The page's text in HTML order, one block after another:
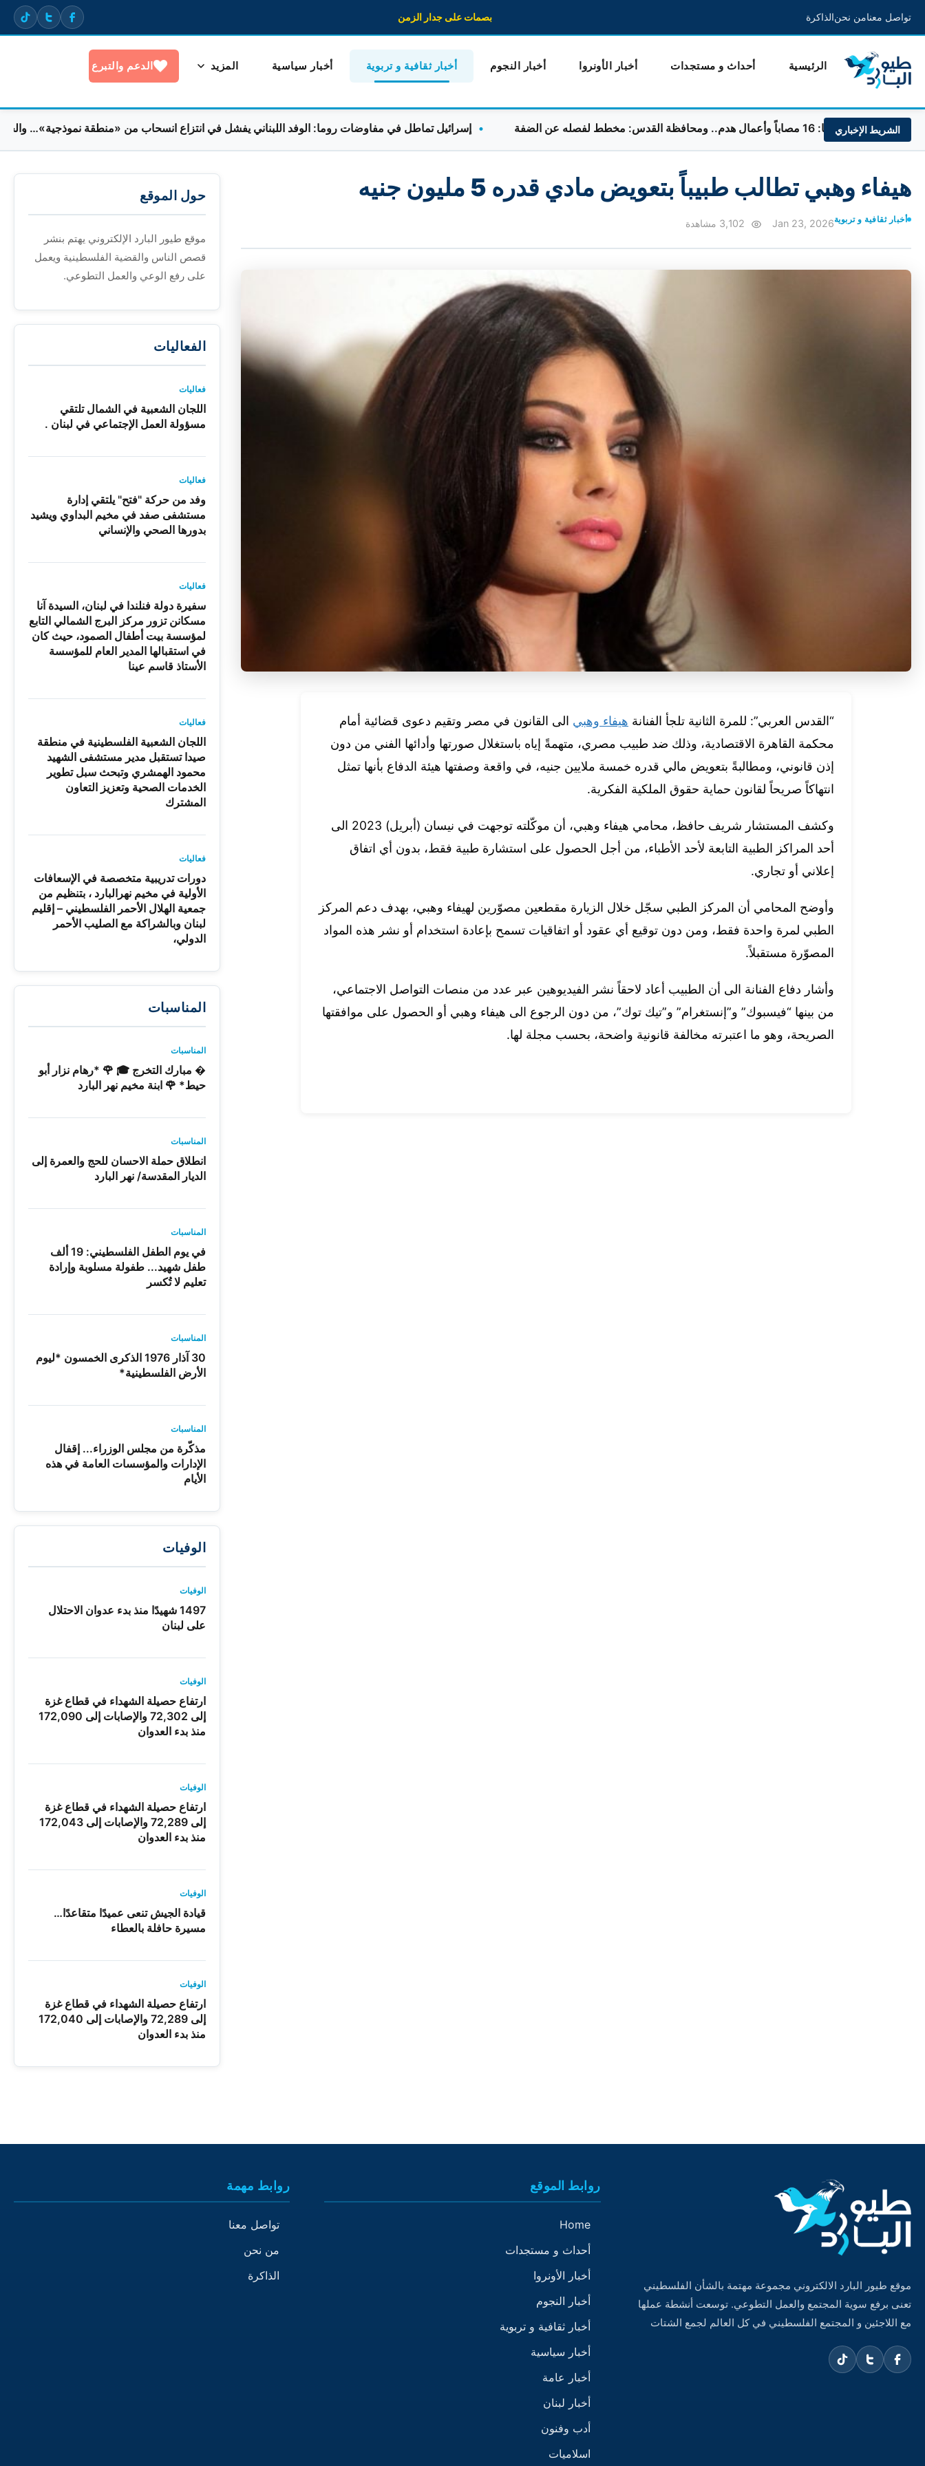
تواصل معنامن نحنالذاكرة بصمات على جدار الزمن
الرئيسية أحداث و مستجدات أخبار الأونروا أخبار النجوم أخبار ثقافية و تربوية أخبار سياسية المزيد الدعم والتبرع
الشريط الإخباري
ومحافظة القدس: مخطط لفصله عن الضفة إسرائيل تماطل في مفاوضات روما: الوفد اللبناني يفشل في انتزاع انسحاب من «منطقة نموذجية»… والجنوبيون
هيفاء وهبي تطالب طبيباً بتعويض مادي قدره 5 مليون جنيه
أخبار ثقافية و تربويةJan 23, 2026
“القدس العربي”: للمرة الثانية تلجأ الفنانة هيفاء وهبي الى القانون في مصر وتقيم دعوى قضائية أمام
محكمة القاهرة الاقتصادية، وذلك ضد طبيب مصري، متهمةً إياه باستغلال صورتها وأدائها الفني من دون
إذن قانوني، ومطالبةً بتعويض مالي قدره خمسة ملايين جنيه، في واقعة وصفتها هيئة الدفاع بأنها تمثل
انتهاكاً صريحاً لقانون حماية حقوق الملكية الفكرية.
وكشف المستشار شريف حافظ، محامي هيفاء وهبي، أن موكّلته توجهت في نيسان (أبريل) 2023 الى
أحد المراكز الطبية التابعة لأحد الأطباء، من أجل الحصول على استشارة طبية فقط، بدون أي اتفاق
إعلاني أو تجاري.
وأوضح المحامي أن المركز الطبي سجّل خلال الزيارة مقطعين مصوّرين لهيفاء وهبي، بهدف دعم المركز
الطبي لمرة واحدة فقط، ومن دون توقيع أي عقود أو اتفاقيات تسمح بإعادة استخدام أو نشر هذه المواد
المصوّرة مستقبلاً.
وأشار دفاع الفنانة الى أن الطبيب أعاد لاحقاً نشر الفيديوهين عبر عدد من منصات التواصل الاجتماعي،
من بينها “فيسبوك” و”إنستغرام” و”تيك توك”، من دون الرجوع الى هيفاء وهبي أو الحصول على موافقتها
الصريحة، وهو ما اعتبرته مخالفة قانونية واضحة، بحسب مجلة لها.
حول الموقع
موقع طيور البارد الإلكتروني يهتم بنشر
قصص الناس والقضية الفلسطينية ويعمل
على رفع الوعي والعمل التطوعي.
الفعاليات
فعاليات
اللجان الشعبية في الشمال تلتقي
مسؤولة العمل الإجتماعي في لبنان .
فعاليات
وفد من حركة "فتح" يلتقي إدارة
مستشفى صفد في مخيم البداوي ويشيد
بدورها الصحي والإنساني
فعاليات
سفيرة دولة فنلندا في لبنان، السيدة آنا
مسكانن تزور مركز البرج الشمالي التابع
لمؤسسة بيت أطفال الصمود، حيث كان
في استقبالها المدير العام للمؤسسة
الأستاذ قاسم عينا
فعاليات
اللجان الشعبية الفلسطينية في منطقة
صيدا تستقبل مدير مستشفى الشهيد
محمود الهمشري وتبحث سبل تطوير
الخدمات الصحية وتعزيز التعاون
المشترك
فعاليات
دورات تدريبية متخصصة في الإسعافات
الأولية في مخيم نهرالبارد ، بتنظيم من
جمعية الهلال الأحمر الفلسطيني – إقليم
لبنان وبالشراكة مع الصليب الأحمر
الدولي،
المناسبات
المناسبات
� مبارك التخرج 🎓 🌹 *رهام نزار أبو
حيط* 🌹 ابنة مخيم نهر البارد
المناسبات
انطلاق حملة الاحسان للحج والعمرة إلى
الديار المقدسة/ نهر البارد
المناسبات
في يوم الطفل الفلسطيني: 19 ألف
طفل شهيد... طفولة مسلوبة وإرادة
تعليم لا تُكسر
المناسبات
30 آذار 1976 الذكرى الخمسون *ليوم
الأرض الفلسطينية*
المناسبات
مذكّرة من مجلس الوزراء... إقفال
الإدارات والمؤسسات العامة في هذه
الأيام
الوفيات
الوفيات
1497 شهيدًا منذ بدء عدوان الاحتلال
على لبنان
الوفيات
ارتفاع حصيلة الشهداء في قطاع غزة
إلى 72,302 والإصابات إلى 172,090
منذ بدء العدوان
الوفيات
ارتفاع حصيلة الشهداء في قطاع غزة
إلى 72,289 والإصابات إلى 172,043
منذ بدء العدوان
الوفيات
قيادة الجيش تنعى عميدًا متقاعدًا…
مسيرة حافلة بالعطاء
الوفيات
ارتفاع حصيلة الشهداء في قطاع غزة
إلى 72,289 والإصابات إلى 172,040
منذ بدء العدوان
موقع طيور البارد الالكتروني مجموعة مهتمة بالشأن الفلسطيني
تعنى برفع سوية المجتمع والعمل التطوعي. توسعت أنشطة عملها
مع اللاجئين و المجتمع الفلسطيني في كل العالم لجمع الشتات
روابط الموقع
Home
أحداث و مستجدات
أخبار الأونروا
أخبار النجوم
أخبار ثقافية و تربوية
أخبار سياسية
أخبار عامة
أخبار لبنان
أدب وفنون
اسلاميات
روابط مهمة
تواصل معنا
من نحن
الذاكرة